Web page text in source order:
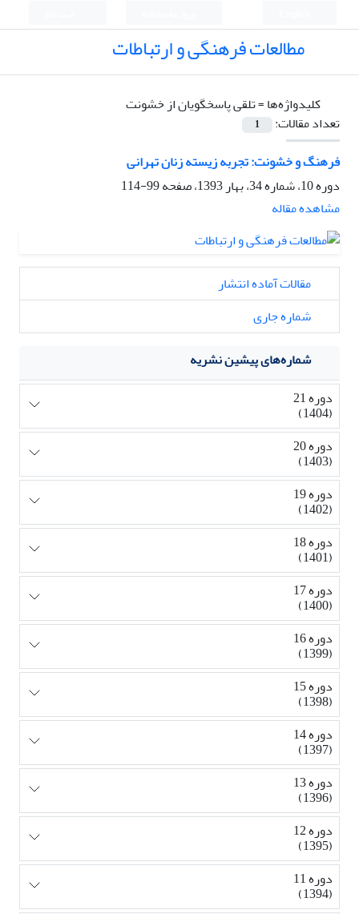
مطالعات فرهنگی و ارتباطات
کلیدواژه‌ها =تلقی پاسخگویان از خشونت
تعداد مقالات:
1
فرهنگ و خشونت: تجربه زیسته زنان تهرانی
دوره 10، شماره 34، بهار 1393، صفحه
99-114
مشاهده مقاله
مقالات آماده انتشار
شماره جاری
شماره‌های پیشین نشریه
دوره 21
(1404)
دوره 20
(1403)
دوره 19
(1402)
دوره 18
(1401)
دوره 17
(1400)
دوره 16
(1399)
دوره 15
(1398)
دوره 14
(1397)
دوره 13
(1396)
دوره 12
(1395)
دوره 11
(1394)